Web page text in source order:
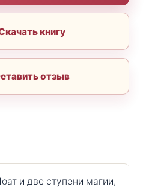
книгу
отзыв
и две ступени магии,